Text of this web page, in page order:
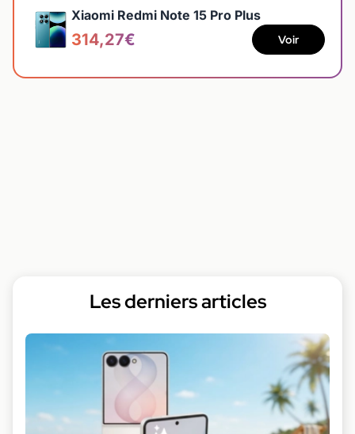
Xiaomi Redmi Note 15 Pro Plus
314,27€ Voir
Les derniers articles